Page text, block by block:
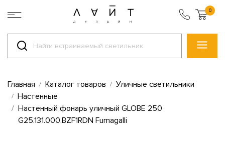
0
Главная Каталог товаров
Уличные светильники
Настенные
Настенный фонарь уличный GLOBE 250
G25.131.000.BZF1RDN Fumagalli